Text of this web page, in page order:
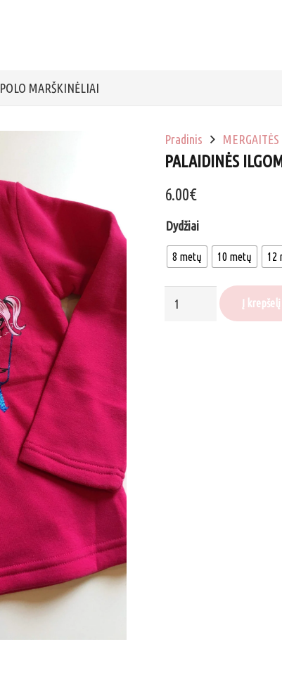
POLO MARŠKINĖLIAI
Pradinis MERGAITĖS
PALAIDINĖS
6.00€
Dydžiai
8 metų 10 metų 12
Į krepšelį